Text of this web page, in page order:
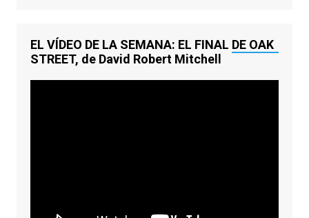
EL VÍDEO DE LA SEMANA: EL FINAL DE OAK
STREET, de David Robert Mitchell